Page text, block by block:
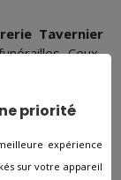
Tavernier
Ceux-
cela permet
priorité
expérience
sur votre appareil